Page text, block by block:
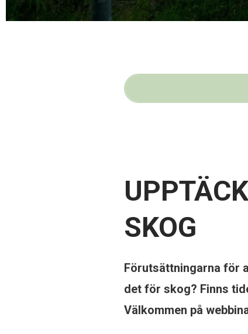
SKOG
Förutsättningarna för
det för skog? Finns
Välkommen på